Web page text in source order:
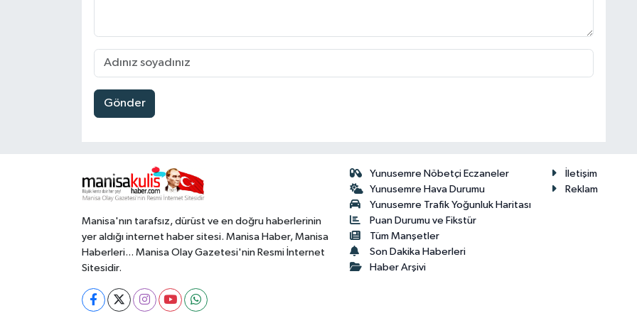
Gönder
Manisa'nın tarafsız, dürüst ve en doğru haberlerinin
yer aldığı internet haber sitesi. Manisa Haber, Manisa
Haberleri... Manisa Olay Gazetesi'nin Resmi İnternet
Sitesidir.
Yunusemre Nöbetçi Eczaneler
Yunusemre Hava Durumu
Yunusemre Trafik Yoğunluk Haritası
Puan Durumu ve Fikstür
Tüm Manşetler
Son Dakika Haberleri
Haber Arşivi
İletişim
Reklam